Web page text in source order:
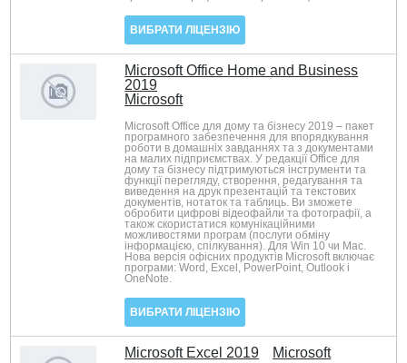
ВИБРАТИ ЛІЦЕНЗІЮ
Microsoft Office Home and Business
2019
Microsoft
Microsoft Office для дому та бізнесу 2019 – пакет
програмного забезпечення для впорядкування
роботи в домашніх завданнях та з документами
на малих підприємствах. У редакції Office для
дому та бізнесу підтримуються інструменти та
функції перегляду, створення, редагування та
виведення на друк презентацій та текстових
документів, нотаток та таблиць. Ви зможете
обробити цифрові відеофайли та фотографії, а
також скористатися комунікаційними
можливостями програм (послуги обміну
інформацією, спілкування). Для Win 10 чи Mac.
Нова версія офісних продуктів Microsoft включає
програми: Word, Excel, PowerPoint, Outlook і
OneNote.
ВИБРАТИ ЛІЦЕНЗІЮ
Microsoft Excel 2019 Microsoft